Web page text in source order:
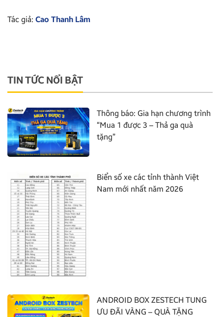
Tác giả: Cao Thanh Lâm
TIN TỨC NỔI BẬT
Thông báo: Gia hạn chương trình
“Mua 1 được 3 – Thả ga quà
tặng”
Biển số xe các tỉnh thành Việt
Nam mới nhất năm 2026
ANDROID BOX ZESTECH TUNG
ƯU ĐÃI VÀNG – QUÀ TẶNG